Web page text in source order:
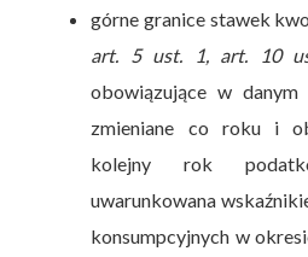
górne granice stawek
art. 5 ust. 1, art. 10
obowiązujące w
zmieniane co roku i
kolejny rok
uwarunkowana
konsumpcyjnych w